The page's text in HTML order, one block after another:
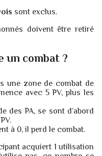
sont exclus.
doivent être retiré
un combat ?
une zone de combat de
avec 5 PV, plus les
des PA, se sont d’abord
à 0, il perd le combat.
acquiert 1 utilisation